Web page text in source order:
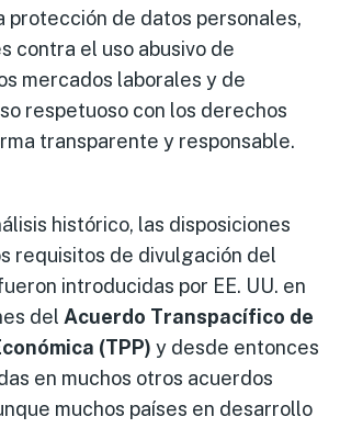
protección de datos personales,
contra el uso abusivo de
mercados laborales y de
respetuoso con los derechos
transparente y responsable.
histórico, las disposiciones
requisitos de divulgación del
introducidas por EE. UU. en
del Acuerdo Transpacífico de
(TPP) y desde entonces
en muchos otros acuerdos
muchos países en desarrollo